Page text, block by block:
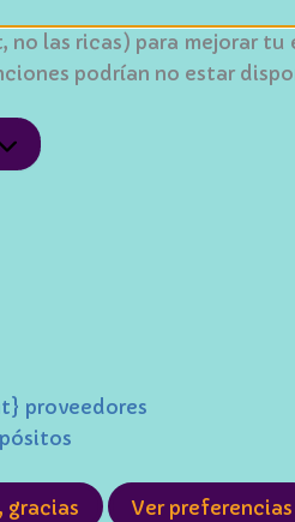
no las ricas) para mejorar
podrían no estar
proveedores
gracias Ver preferencias